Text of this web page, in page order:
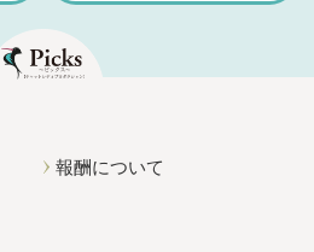
報酬について